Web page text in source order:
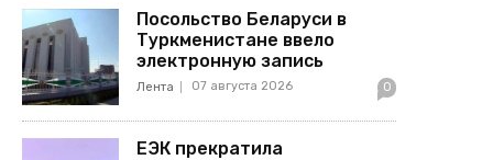
Посольство Беларуси в
Туркменистане ввело
электронную запись
Лента 07 августа 2026 0
ЕЭК прекратила